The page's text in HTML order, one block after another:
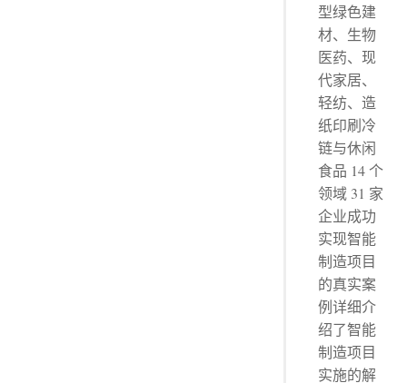
型绿色建
材、生物
医药、现
代家居、
轻纺、造
纸印刷冷
链与休闲
食品 14 个
领域 31 家
企业成功
实现智能
制造项目
的真实案
例详细介
绍了智能
制造项目
实施的解